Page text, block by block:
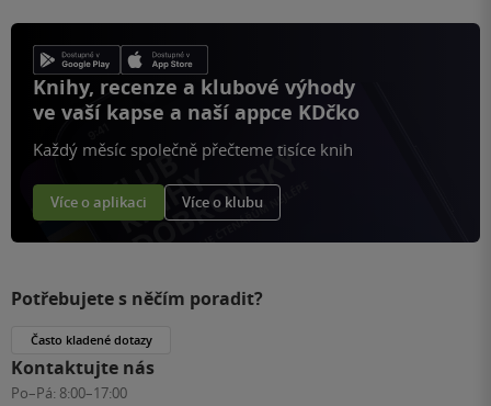
Knihy, recenze a klubové výhody
ve vaší kapse a naší appce KDčko
Každý měsíc společně přečteme tisíce knih
Více o aplikaci Více o klubu
Potřebujete s něčím poradit?
Často kladené dotazy
Kontaktujte nás
Po–Pá: 8:00–17:00